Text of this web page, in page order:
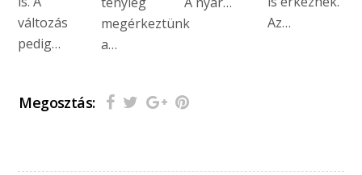
változás
pedig…
megérkeztünk
a…
Az…
Megosztás: